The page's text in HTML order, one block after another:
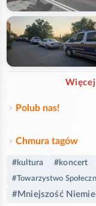
Polub nas!
Chmura tagów
#kultura #koncert
#Towarzystwo
#Mniejszość